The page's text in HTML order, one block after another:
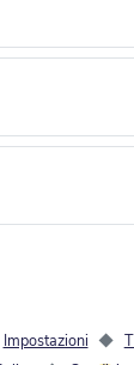
Impostazioni ◆